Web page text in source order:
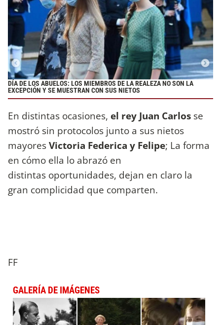
DÍA DE LOS ABUELOS: LOS MIEMBROS DE LA REALEZA NO SON LA
EXCEPCIÓN Y SE MUESTRAN CON SUS NIETOS
En distintas ocasiones, el rey Juan Carlos se
mostró sin protocolos junto a sus nietos
mayoresVictoria Federica y Felipe; La forma
en cómo ella lo abrazó en
distintas oportunidades, dejan en claro la
gran complicidad que comparten.
FF
GALERÍA DE IMÁGENES